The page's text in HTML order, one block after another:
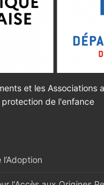
et les Associations
de l'enfance